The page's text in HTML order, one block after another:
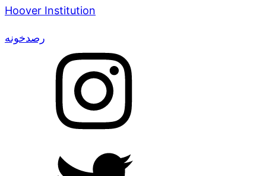
Hoover Institution
رصدخونه